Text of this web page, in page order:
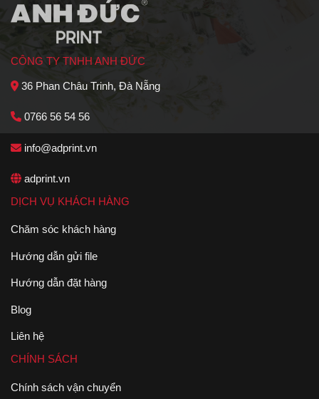
CÔNG TY TNHH ANH ĐỨC
36 Phan Châu Trinh, Đà Nẵng
0766 56 54 56
info@adprint.vn
adprint.vn
DỊCH VỤ KHÁCH HÀNG
Chăm sóc khách hàng
Hướng dẫn gửi file
Hướng dẫn đặt hàng
Blog
Liên hệ
CHÍNH SÁCH
Chính sách vận chuyển